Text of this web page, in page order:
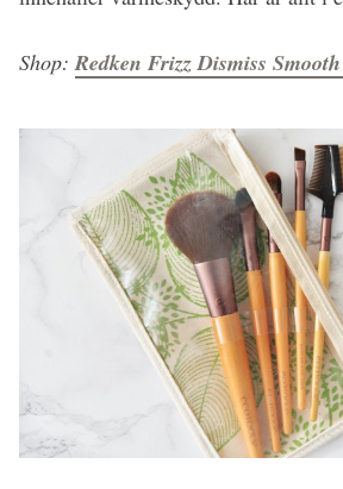
Shop:Redken Frizz Dismiss